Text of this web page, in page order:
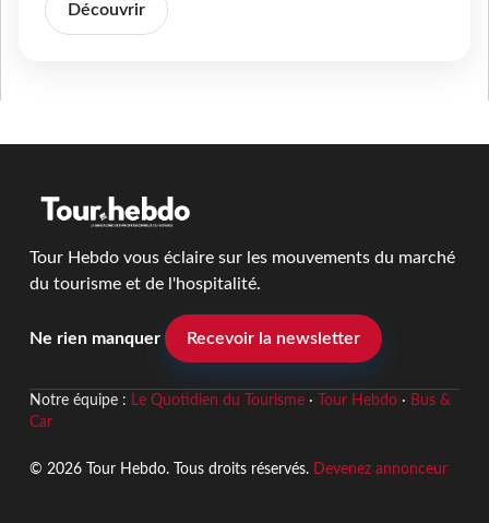
Découvrir
Tour Hebdo vous éclaire sur les mouvements du marché
du tourisme et de l'hospitalité.
Ne rien manquer Recevoir la newsletter
Notre équipe : Le Quotidien du Tourisme· Tour Hebdo· Bus &
Car
© 2026 Tour Hebdo. Tous droits réservés. Devenez annonceur